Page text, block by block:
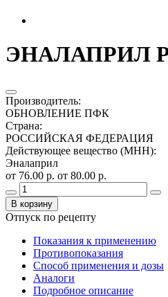
ЭНАЛАПРИЛ
Производитель:
ОБНОВЛЕНИЕ ПФК
Страна:
РОССИЙСКАЯ ФЕДЕРАЦИЯ
Действующее вещество (МНН):
Эналаприл
от 76.00 р. от 80.00 р.
В корзину
Отпуск по рецепту
Показания к применению
Противопоказания
Способ применения и дозы
Аналоги
Подробное описание